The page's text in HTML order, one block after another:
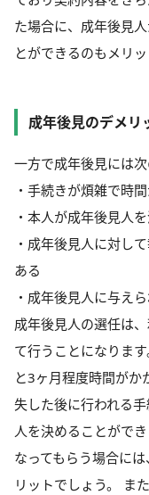
た場合に、成年後見
とができるのもメリッ
成年後見のデメリ
一方で成年後見には
・手続きが煩雑で時
・本人が成年後見人
・成年後見人に対し
ある
・成年後見人に与え
成年後見人の選任は
て行うことになりま
と3ヶ月程度時間がか
失した後に行われる
人を決めることがで
なってもらう場合に
リットでしょう。 ま